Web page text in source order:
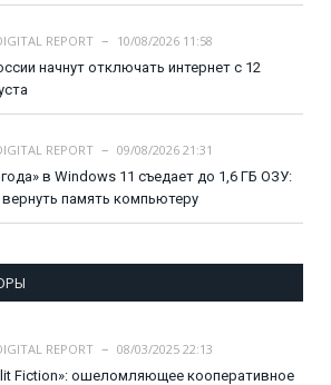
REPORT
10/08/2026 11:58
начнут отключать интернет с 12
REPORT
09/08/2026 21:31
в Windows 11 съедает до 1,6 ГБ ОЗУ:
вернуть память компьютеру
REPORT
08/03/2025 22:13
Fiction»: ошеломляющее кооперативное